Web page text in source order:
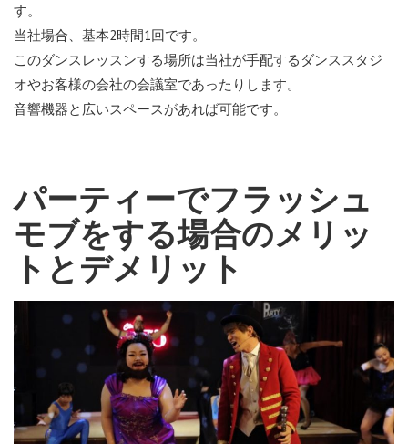
す。
当社場合、基本2時間1回です。
このダンスレッスンする場所は当社が手配するダンススタジ
オやお客様の会社の会議室であったりします。
音響機器と広いスペースがあれば可能です。
パーティーでフラッシュ
モブをする場合のメリッ
トとデメリット